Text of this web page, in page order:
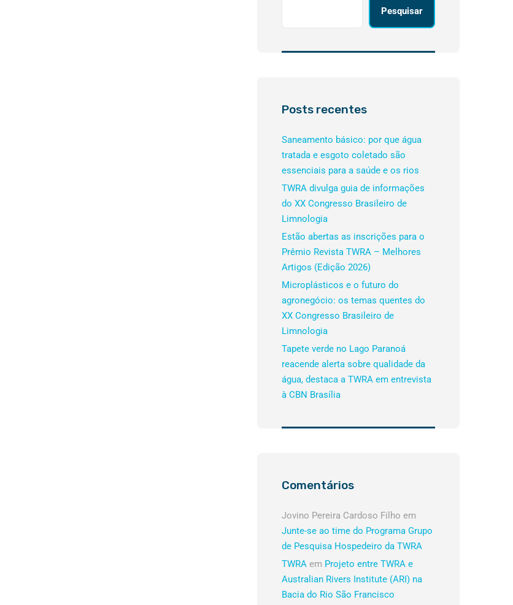
Pesquisar
Posts recentes
Saneamento básico: por que água
tratada e esgoto coletado são
essenciais para a saúde e os rios
TWRA divulga guia de informações
do XX Congresso Brasileiro de
Limnologia
Estão abertas as inscrições para o
Prêmio Revista TWRA – Melhores
Artigos (Edição 2026)
Microplásticos e o futuro do
agronegócio: os temas quentes do
XX Congresso Brasileiro de
Limnologia
Tapete verde no Lago Paranoá
reacende alerta sobre qualidade da
água, destaca a TWRA em entrevista
à CBN Brasília
Comentários
Jovino Pereira Cardoso Filho em
Junte-se ao time do Programa Grupo
de Pesquisa Hospedeiro da TWRA
TWRA em Projeto entre TWRA e
Australian Rivers Institute (ARI) na
Bacia do Rio São Francisco